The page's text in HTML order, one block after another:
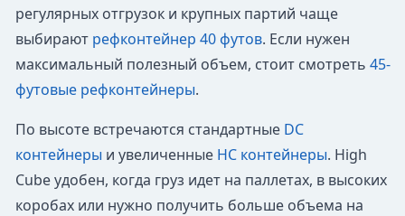
регулярных отгрузок и крупных партий чаще
выбирают рефконтейнер 40 футов. Если нужен
максимальный полезный объем, стоит смотреть 45-
футовые рефконтейнеры.
По высоте встречаются стандартные DC
контейнеры и увеличенные HC контейнеры. High
Cube удобен, когда груз идет на паллетах, в высоких
коробах или нужно получить больше объема на